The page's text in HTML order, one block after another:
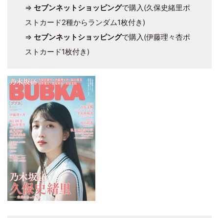
⇒ セブンネットショッピングで購入(久保史緒里ポ
ストカード2種からランダム1枚付き)
⇒ セブンネットショッピングで購入(伊藤理々杏ポ
ストカード1枚付き)